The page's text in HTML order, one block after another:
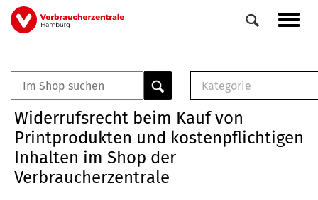
Direkt
zum
Veranstaltungen
0
Elemente
Kategorie
Musterbrief (RTF)
E-Broschüre
Widerrufsrecht beim Kauf von
Printprodukten und kostenpflichtigen
Inhalten im Shop der
Verbraucherzentrale